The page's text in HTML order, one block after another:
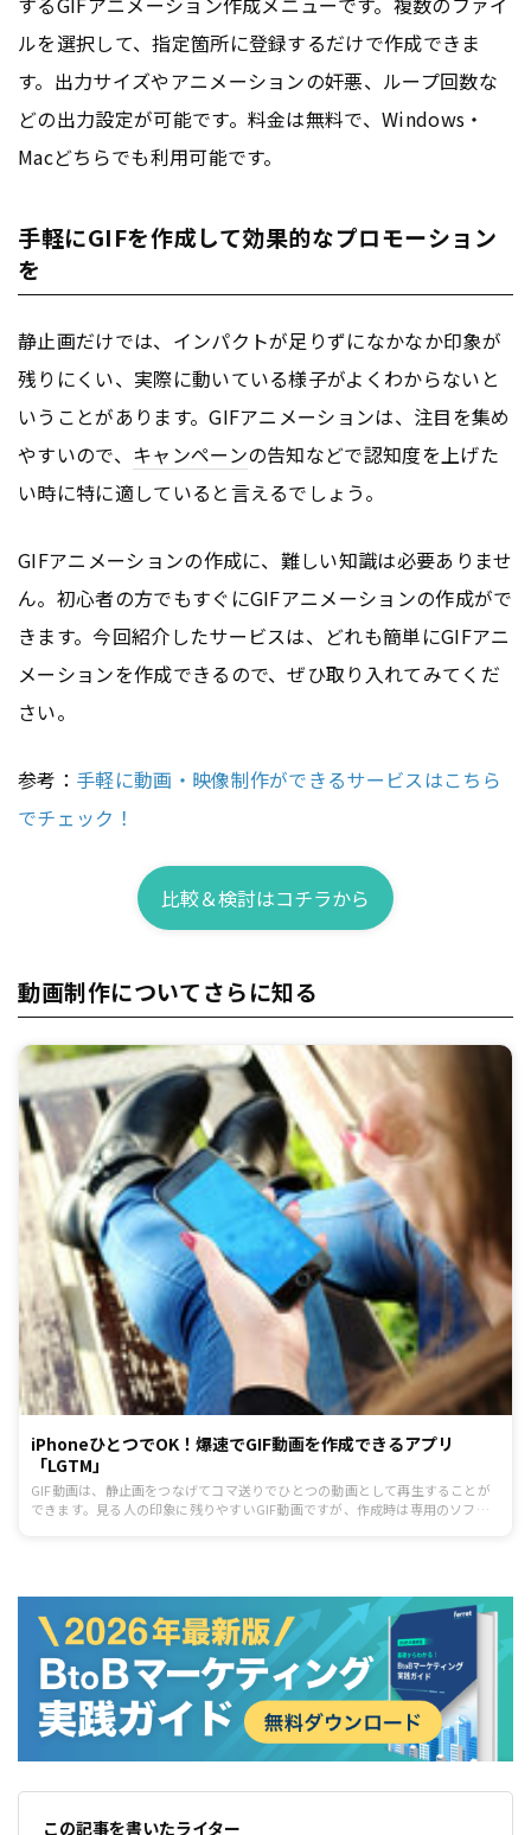
ルを選択して、指定箇所に登録するだけで作成できま
す。出力サイズやアニメーションの奸悪、ループ回数な
どの出力設定が可能です。料金は無料で、Windows・
Macどちらでも利用可能です。
手軽にGIFを作成して効果的なプロモーション
を
静止画だけでは、インパクトが足りずになかなか印象が
残りにくい、実際に動いている様子がよくわからないと
いうことがあります。GIFアニメーションは、注目を集め
やすいので、 キャンペーンの告知などで認知度を上げた
い時に特に適していると言えるでしょう。
GIFアニメーションの作成に、難しい知識は必要ありませ
ん。初心者の方でもすぐにGIFアニメーションの作成がで
きます。今回紹介したサービスは、どれも簡単にGIFアニ
メーションを作成できるので、ぜひ取り入れてみてくだ
さい。
参考： 手軽に動画・映像制作ができるサービスはこちら
でチェック！
比較＆検討はコチラから
動画制作についてさらに知る
iPhoneひとつでOK！爆速でGIF動画を作成できるアプリ
「LGTM」
GIF動画は、静止画をつなげてコマ送りでひとつの動画として再生することが
できます。見る人の印象に残りやすいGIF動画ですが、作成時は専用のソフト
この記事を書いたライター